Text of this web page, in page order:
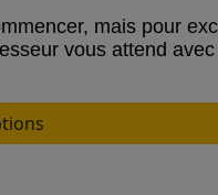
mais pour
vous attend